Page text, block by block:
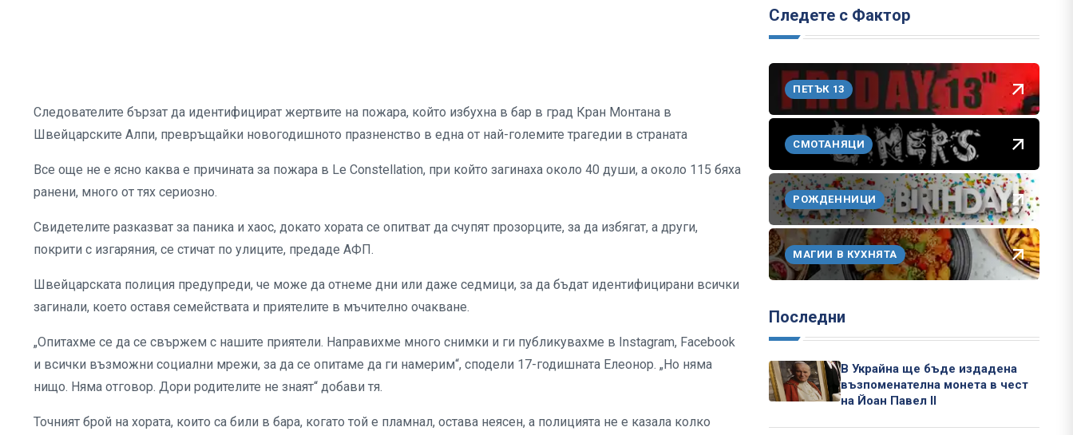
Следователите бързат да идентифицират жертвите на пожара, който избухна в бар в град Кран Монтана в
Швейцарските Алпи, превръщайки новогодишното празненство в една от най-големите трагедии в страната
Все още не е ясно каква е причината за пожара в Le Constellation, при който загинаха около 40 души, а около 115 бяха
ранени, много от тях сериозно.
Свидетелите разказват за паника и хаос, докато хората се опитват да счупят прозорците, за да избягат, а други,
покрити с изгаряния, се стичат по улиците, предаде АФП.
Швейцарската полиция предупреди, че може да отнеме дни или даже седмици, за да бъдат идентифицирани всички
загинали, което оставя семействата и приятелите в мъчително очакване.
„Опитахме се да се свържем с нашите приятели. Направихме много снимки и ги публикувахме в Instagram, Facebook
и всички възможни социални мрежи, за да се опитаме да ги намерим“, сподели 17-годишната Елеонор. „Но няма
нищо. Няма отговор. Дори родителите не знаят“ добави тя.
Точният брой на хората, които са били в бара, когато той е пламнал, остава неясен, а полицията не е казала колко
Следете с Фактор
ПЕТЪК 13
СМОТАНЯЦИ
РОЖДЕННИЦИ
МАГИИ В КУХНЯТА
Последни
В Украйна ще бъде издадена
възпоменателна монета в чест
на Йоан Павел II